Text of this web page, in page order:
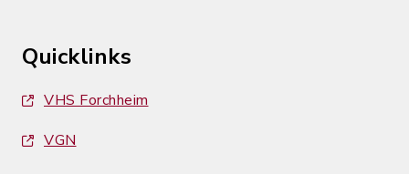
Quicklinks
VHS Forchheim
VGN